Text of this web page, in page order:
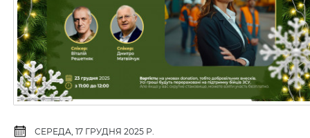
СЕРЕДА, 17 ГРУДНЯ 2025 Р.